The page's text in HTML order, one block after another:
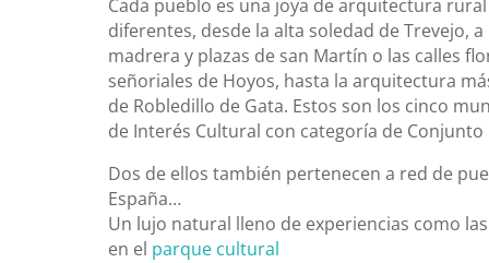
Cada pueblo es una joya de arquitectura
diferentes, desde la alta soledad de Trevejo,
madrera y plazas de san Martín o las calles
señoriales de Hoyos, hasta la arquitectura
de Robledillo de Gata. Estos son los cinco
de Interés Cultural con categoría de
Dos de ellos también pertenecen a red de
España…
Un lujo natural lleno de experiencias como
en el parque cultural